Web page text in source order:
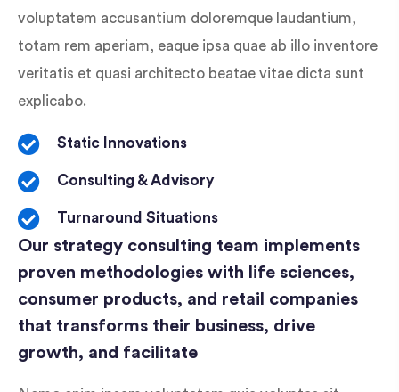
voluptatem accusantium doloremque laudantium,
totam rem aperiam, eaque ipsa quae ab illo inventore
veritatis et quasi architecto beatae vitae dicta sunt
explicabo.
Static Innovations
Consulting & Advisory
Turnaround Situations
Our strategy consulting team implements
proven methodologies with life sciences,
consumer products, and retail companies
that transforms their business, drive
growth, and facilitate